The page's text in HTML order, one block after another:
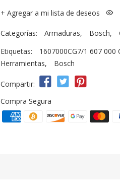
+ Agregar a mi lista de deseos
Categorías: Armaduras, Bosch,
Etiquetas:
1607000CG7/1 607 000
Herramientas, Bosch
Compartir:
Compra Segura